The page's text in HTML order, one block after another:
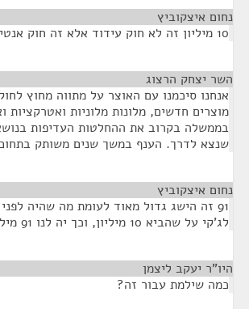
נחום איצקוביץ
10 מיליון זה לא חוק עידוד אלא זה חוק אנטי עידוד.
השר יצחק הרצוג
אנחנו סיכמנו עם האוצר על מתווה מחוץ
מוצרים חדשים, מלונות מלוניות ואטרקציות
בממשלה בקרוב את ההחלטות העדיפות
שנצא לדרך. הענף במשך שנים משותק
נחום איצקוביץ
91 זה הישג גדול מאוד לעומת מה שהיה
לג'קי על שהביא 10 מיליון, וכך יה לנו 91 מיליון.
היו"ר יעקב ליצמן
כמה שילמת עבור זה?